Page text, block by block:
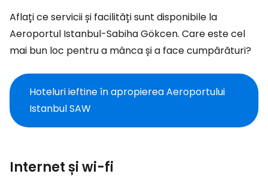
Aflați ce servicii și facilități sunt disponibile la
Aeroportul Istanbul-Sabiha Gökcen. Care este cel
mai bun loc pentru a mânca și a face cumpărături?
Hoteluri ieftine în apropierea Aeroportului
Istanbul SAW
Internet și wi-fi